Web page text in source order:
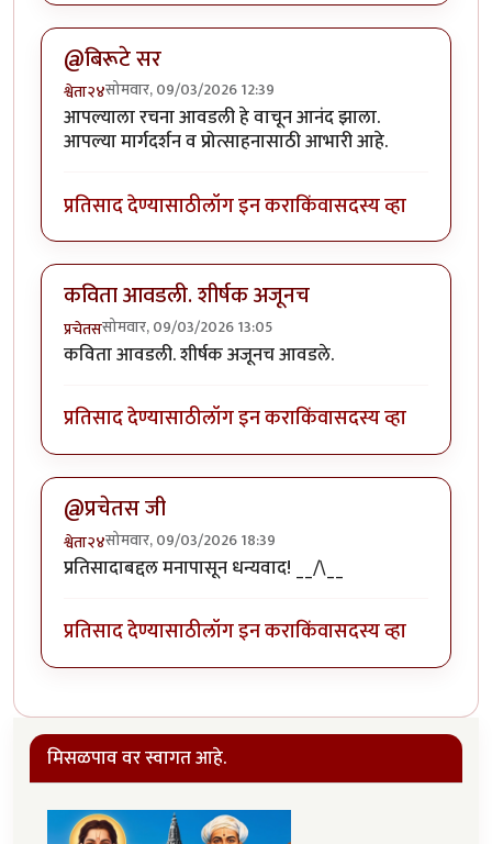
@बिरूटे सर
श्वेता२४सोमवार, 09/03/2026 12:39
आपल्याला रचना आवडली हे वाचून आनंद झाला.
आपल्या मार्गदर्शन व प्रोत्साहनासाठी आभारी आहे.
प्रतिसाद देण्यासाठीलॉग इन कराकिंवासदस्य व्हा
कविता आवडली. शीर्षक अजूनच
प्रचेतससोमवार, 09/03/2026 13:05
कविता आवडली. शीर्षक अजूनच आवडले.
प्रतिसाद देण्यासाठीलॉग इन कराकिंवासदस्य व्हा
@प्रचेतस जी
श्वेता२४सोमवार, 09/03/2026 18:39
प्रतिसादाबद्दल मनापासून धन्यवाद! __/\__
प्रतिसाद देण्यासाठीलॉग इन कराकिंवासदस्य व्हा
मिसळपाव वर स्वागत आहे.